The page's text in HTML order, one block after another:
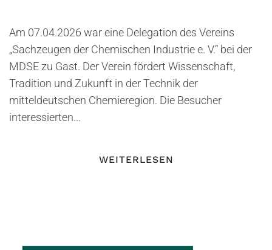
Am 07.04.2026 war eine Delegation des Vereins
„Sachzeugen der Chemischen Industrie e. V.“ bei der
MDSE zu Gast. Der Verein fördert Wissenschaft,
Tradition und Zukunft in der Technik der
mitteldeutschen Chemieregion. Die Besucher
interessierten...
WEITERLESEN